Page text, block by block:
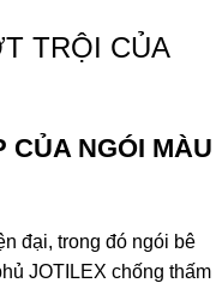
TRỘI CỦA
CỦA NGÓI MÀU
đại, trong đó ngói bê
JOTILEX chống thấm